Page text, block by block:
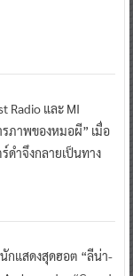
Radio และ MI
รภาพของหมอผี” เมื่อ
ดำจึงกลายเป็นทาง
กแสดงสุดฮอต “ลีน่า-